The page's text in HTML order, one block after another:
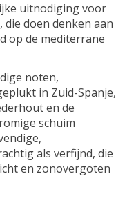
uitnodiging voor
doen denken aan
op de mediterrane
noten,
in Zuid-Spanje,
en de
schuim
als verfijnd, die
en zonovergoten